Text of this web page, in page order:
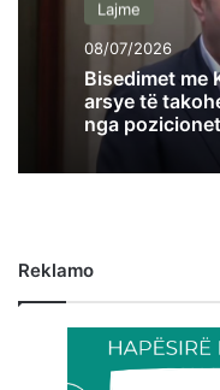
Lajme
08/07/2026
Bisedimet me
arsye të
nga
Reklamo